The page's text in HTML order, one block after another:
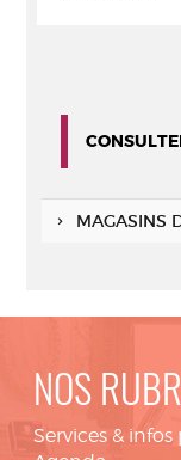
MAGASINS
NOS
Services &